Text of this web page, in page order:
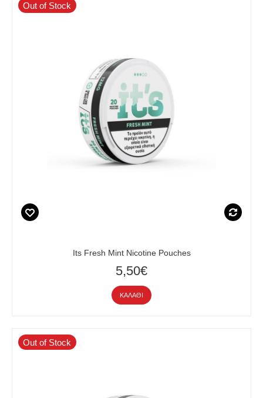
Out of Stock
Its Fresh Mint Nicotine Pouches
5,50€
ΚΑΛΆΘΙ
Out of Stock